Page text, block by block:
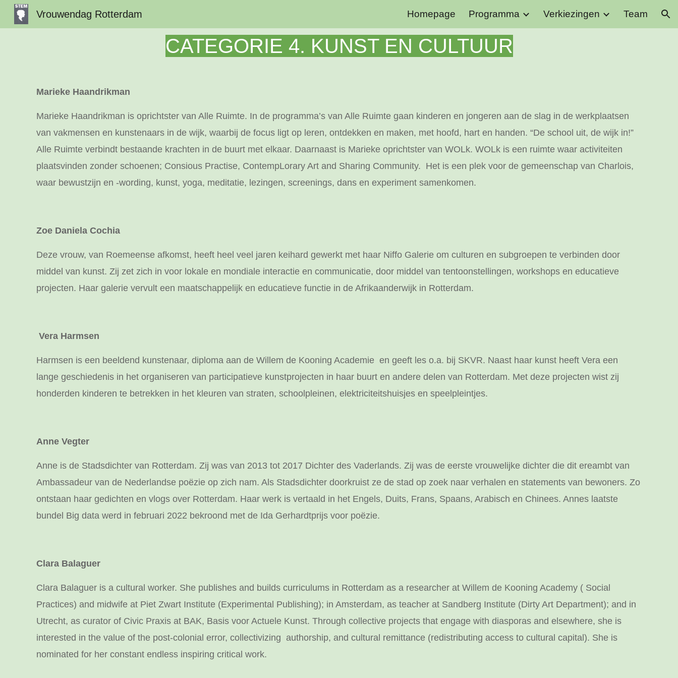
Skip to navigation
Vrouwendag Rotterdam Homepage Programma Verkiezingen Team
CATEGORIE 4. KUNST EN CULTUUR
Marieke Haandrikman
Marieke Haandrikman is oprichtster van Alle Ruimte. In de programma’s van Alle Ruimte gaan kinderen en jongeren aan de slag in de werkplaatsen
van vakmensen en kunstenaars in de wijk, waarbij de focus ligt op leren, ontdekken en maken, met hoofd, hart en handen. “De school uit, de wijk in!”
Alle Ruimte verbindt bestaande krachten in de buurt met elkaar. Daarnaast is Marieke oprichtster van WOLk. WOLk is een ruimte waar activiteiten
plaatsvinden zonder schoenen; Consious Practise, ContempLorary Art and Sharing Community. Het is een plek voor de gemeenschap van Charlois,
waar bewustzijn en -wording, kunst, yoga, meditatie, lezingen, screenings, dans en experiment samenkomen.
Zoe Daniela Cochia
Deze vrouw, van Roemeense afkomst, heeft heel veel jaren keihard gewerkt met haar Niffo Galerie om culturen en subgroepen te verbinden door
middel van kunst. Zij zet zich in voor lokale en mondiale interactie en communicatie, door middel van tentoonstellingen, workshops en educatieve
projecten. Haar galerie vervult een maatschappelijk en educatieve functie in de Afrikaanderwijk in Rotterdam.
Vera Harmsen
Harmsen is een beeldend kunstenaar, diploma aan de Willem de Kooning Academie en geeft les o.a. bij SKVR. Naast haar kunst heeft Vera een
lange geschiedenis in het organiseren van participatieve kunstprojecten in haar buurt en andere delen van Rotterdam. Met deze projecten wist zij
honderden kinderen te betrekken in het kleuren van straten, schoolpleinen, elektriciteitshuisjes en speelpleintjes.
Anne Vegter
Anne is de Stadsdichter van Rotterdam. Zij was van 2013 tot 2017 Dichter des Vaderlands. Zij was de eerste vrouwelijke dichter die dit ereambt van
Ambassadeur van de Nederlandse poëzie op zich nam. Als Stadsdichter doorkruist ze de stad op zoek naar verhalen en statements van bewoners. Zo
ontstaan haar gedichten en vlogs over Rotterdam. Haar werk is vertaald in het Engels, Duits, Frans, Spaans, Arabisch en Chinees. Annes laatste
bundel Big data werd in februari 2022 bekroond met de Ida Gerhardtprijs voor poëzie.
Clara Balaguer
Clara Balaguer is a cultural worker. She publishes and builds curriculums in Rotterdam as a researcher at Willem de Kooning Academy ( Social
Practices) and midwife at Piet Zwart Institute (Experimental Publishing); in Amsterdam, as teacher at Sandberg Institute (Dirty Art Department); and in
Utrecht, as curator of Civic Praxis at BAK, Basis voor Actuele Kunst. Through collective projects that engage with diasporas and elsewhere, she is
interested in the value of the post-colonial error, collectivizing authorship, and cultural remittance (redistributing access to cultural capital). She is
nominated for her constant endless inspiring critical work.